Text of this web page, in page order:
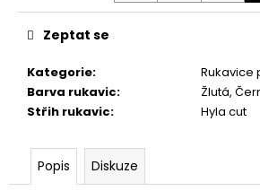
Kategorie:
Rukavice
Barva rukavic:
Žlutá,
Střih rukavic: Hyla cut
Zeptat se
Popis Diskuze